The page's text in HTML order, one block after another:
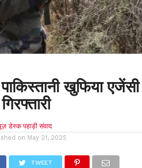
खुफिया
डेस्क पहाड़ी संवाद
on May 21, 2025
TWEET